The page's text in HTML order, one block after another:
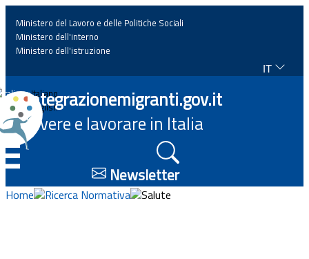
Home
News
Approfondimenti
Ministero del Lavoro e delle Politiche Sociali
Ministero dell'interno
Ministero dell'istruzione
IT
Italiano
English
Integrazionemigranti.gov.it
Vivere e lavorare in Italia
Newsletter
Home Ricerca Normativa Salute